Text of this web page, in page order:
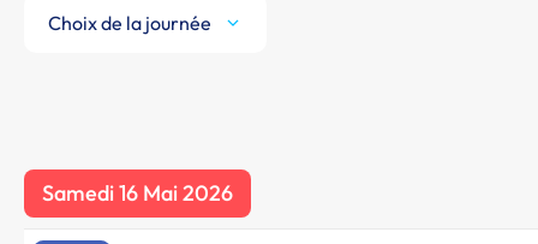
Choix de la journée
Samedi 16 Mai 2026